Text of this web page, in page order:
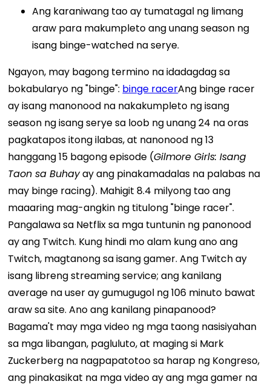
Ang karaniwang tao ay tumatagal ng limang
araw para makumpleto ang unang season ng
isang binge-watched na serye.
Ngayon, may bagong termino na idadagdag sa
bokabularyo ng "binge": binge racerAng binge racer
ay isang manonood na nakakumpleto ng isang
season ng isang serye sa loob ng unang 24 na oras
pagkatapos itong ilabas, at nanonood ng 13
hanggang 15 bagong episode (Gilmore Girls: Isang
Taon sa Buhayay ang pinakamadalas na palabas na
may binge racing). Mahigit 8.4 milyong tao ang
maaaring mag-angkin ng titulong "binge racer".
Pangalawa sa Netflix sa mga tuntunin ng panonood
ay ang Twitch. Kung hindi mo alam kung ano ang
Twitch, magtanong sa isang gamer. Ang Twitch ay
isang libreng streaming service; ang kanilang
average na user ay gumugugol ng 106 minuto bawat
araw sa site. Ano ang kanilang pinapanood?
Bagama't may mga video ng mga taong nasisiyahan
sa mga libangan, pagluluto, at maging si Mark
Zuckerberg na nagpapatotoo sa harap ng Kongreso,
ang pinakasikat na mga video ay ang mga gamer na